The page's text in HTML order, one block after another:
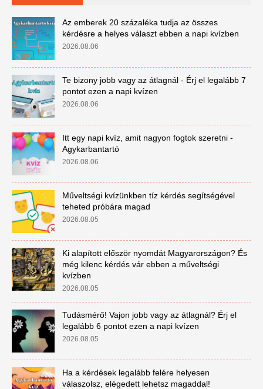
Az emberek 20 százaléka tudja az összes
kérdésre a helyes választ ebben a napi kvízben
2026.08.06
Te bizony jobb vagy az átlagnál - Érj el legalább 7
pontot ezen a napi kvízen
2026.08.06
Itt egy napi kvíz, amit nagyon fogtok szeretni -
Agykarbantartó
2026.08.06
Műveltségi kvízünkben tíz kérdés segítségével
teheted próbára magad
2026.08.05
Ki alapított először nyomdát Magyarországon? És
még kilenc kérdés vár ebben a műveltségi
kvízben
2026.08.05
Tudásmérő! Vajon jobb vagy az átlagnál? Érj el
legalább 6 pontot ezen a napi kvízen
2026.08.05
Ha a kérdések legalább felére helyesen
válaszolsz, elégedett lehetsz magaddal!